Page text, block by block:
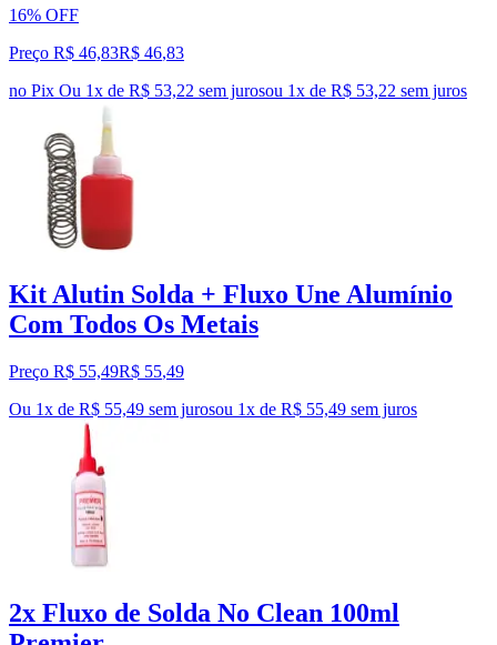
16% OFF
Preço R$ 46,83R$ 46,83
no Pix Ou 1x de R$ 53,22 sem jurosou 1x de R$ 53,22 sem juros
Kit Alutin Solda + Fluxo Une Alumínio
Com Todos Os Metais
Preço R$ 55,49R$ 55,49
Ou 1x de R$ 55,49 sem jurosou 1x de R$ 55,49 sem juros
2x Fluxo de Solda No Clean 100ml